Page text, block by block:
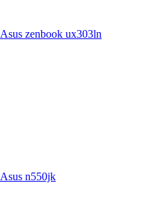
Asus zenbook ux303ln
Asus n550jk